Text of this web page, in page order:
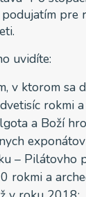
pre
uvidíte:
v ktorom sa
rokmi
a Boží
– Pilátovho
rokmi a